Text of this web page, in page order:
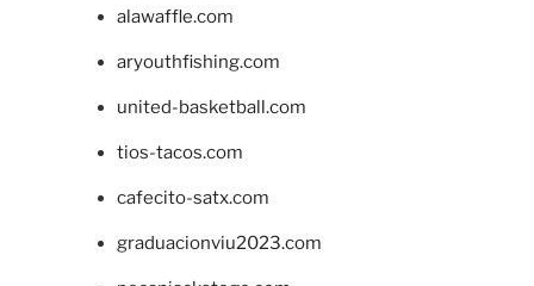
alawaffle.com
aryouthfishing.com
united-basketball.com
tios-tacos.com
cafecito-satx.com
graduacionviu2023.com